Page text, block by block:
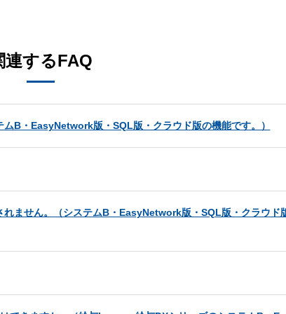
連するFAQ
B・EasyNetwork版・SQL版・クラウド版の機能です。）
れません。（システムB・EasyNetwork版・SQL版・クラウド